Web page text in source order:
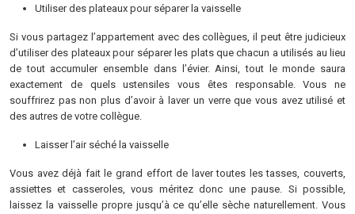
Utiliser des plateaux pour séparer la vaisselle
Si vous partagez l’appartement avec des collègues, il peut être judicieux
d’utiliser des plateaux pour séparer les plats que chacun a utilisés au lieu
de tout accumuler ensemble dans l’évier. Ainsi, tout le monde saura
exactement de quels ustensiles vous êtes responsable. Vous ne
souffrirez pas non plus d’avoir à laver un verre que vous avez utilisé et
des autres de votre collègue.
Laisser l’air séché la vaisselle
Vous avez déjà fait le grand effort de laver toutes les tasses, couverts,
assiettes et casseroles, vous méritez donc une pause. Si possible,
laissez la vaisselle propre jusqu’à ce qu’elle sèche naturellement. Vous